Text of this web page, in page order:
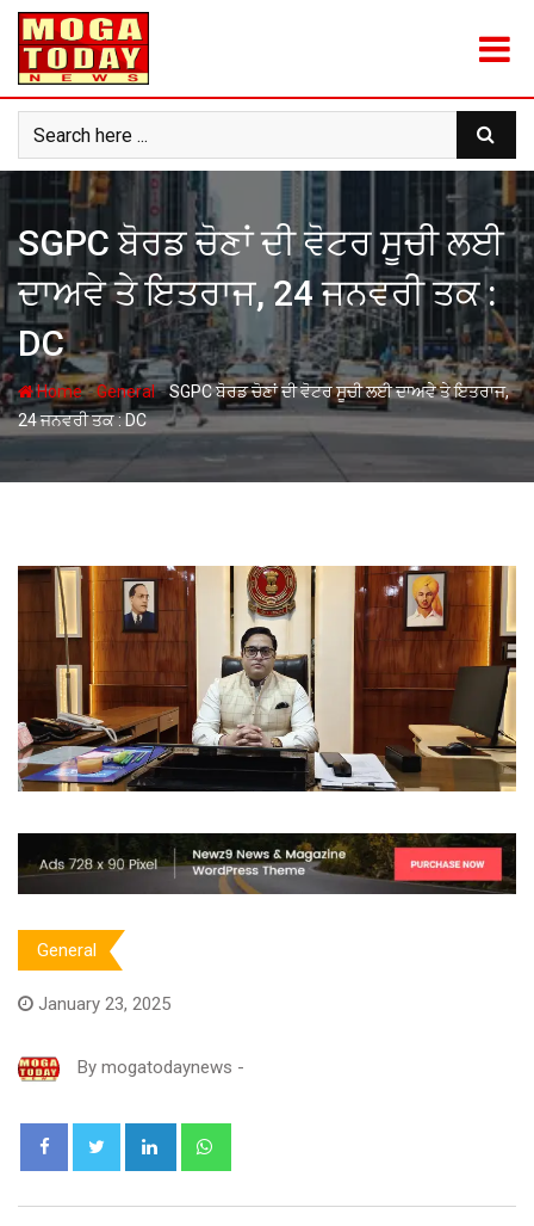
Skip
content
SGPC ਬੋਰਡ ਚੋਣਾਂ ਦੀ ਵੋਟਰ ਸੂਚੀ ਲਈ
ਦਾਅਵੇ ਤੇ ਇਤਰਾਜ, 24 ਜਨਵਰੀ ਤਕ :
DC
Home-General-SGPC ਬੋਰਡ ਚੋਣਾਂ ਦੀ ਵੋਟਰ ਸੂਚੀ ਲਈ ਦਾਅਵੇ ਤੇ ਇਤਰਾਜ,
24 ਜਨਵਰੀ ਤਕ : DC
General
January 23, 2025
By mogatodaynews -
LinkedIn